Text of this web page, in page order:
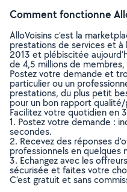
Comment fonctionne
AlloVoisins c’est la
prestations de services et
2013 et plébiscitée
de 4,5 millions de
Postez votre demande et
particulier ou un
prestations, du plus petit
pour un bon rapport qualité/
Facilitez votre quotidien en
1. Postez votre demande :
secondes.
2. Recevez des réponses
professionnels en quelques
3. Echangez avec les
sécurisée et faites votre
C’est gratuit et sans